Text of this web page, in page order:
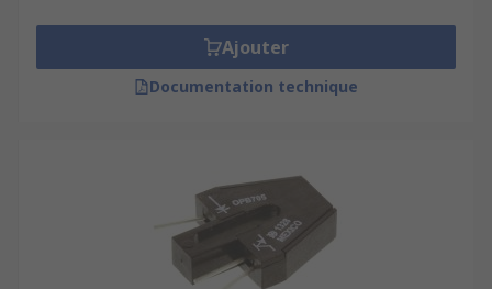
Ajouter
Documentation technique